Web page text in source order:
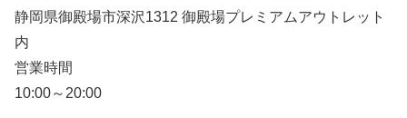
静岡県御殿場市深沢1312 御殿場プレミアムアウトレット
内
営業時間
10:00～20:00